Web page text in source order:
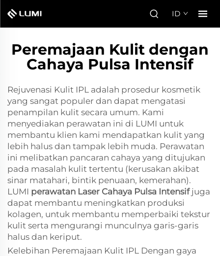
ID
Peremajaan Kulit dengan
Cahaya Pulsa Intensif
Rejuvenasi Kulit IPL adalah prosedur kosmetik
yang sangat populer dan dapat mengatasi
penampilan kulit secara umum. Kami
menyediakan perawatan ini di LUMI untuk
membantu klien kami mendapatkan kulit yang
lebih halus dan tampak lebih muda. Perawatan
ini melibatkan pancaran cahaya yang ditujukan
pada masalah kulit tertentu (kerusakan akibat
sinar matahari, bintik penuaan, kemerahan).
LUMI perawatan Laser Cahaya Pulsa Intensif juga
dapat membantu meningkatkan produksi
kolagen, untuk membantu memperbaiki tekstur
kulit serta mengurangi munculnya garis-garis
halus dan keriput.
Kelebihan Peremajaan Kulit IPL Dengan gaya